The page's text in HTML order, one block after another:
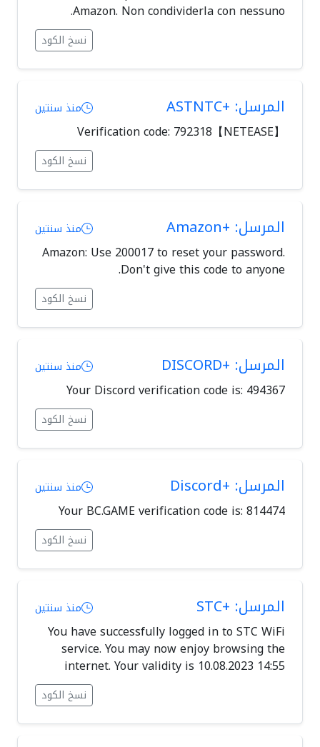
Amazon. Non condividerla con nessuno.
نسخ الكود
المرسل: +ASTNTC منذ سنتين
【NETEASE】Verification code: 792318
نسخ الكود
المرسل: +Amazon منذ سنتين
Amazon: Use 200017 to reset your password.
Don't give this code to anyone.
نسخ الكود
المرسل: +DISCORD منذ سنتين
Your Discord verification code is: 494367
نسخ الكود
المرسل: +Discord منذ سنتين
Your BC.GAME verification code is: 814474
نسخ الكود
المرسل: +STC منذ سنتين
You have successfully logged in to STC WiFi
service. You may now enjoy browsing the
internet. Your validity is 10.08.2023 14:55
نسخ الكود